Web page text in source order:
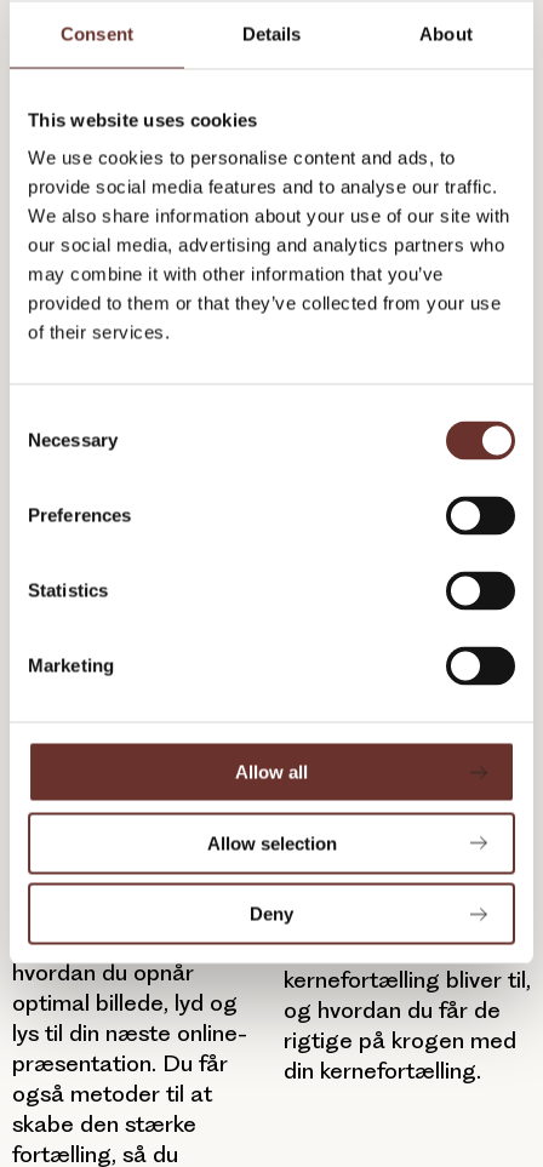
Consent Details About
This website uses cookies
We use cookies to personalise content and ads, to
provide social media features and to analyse our traffic.
We also share information about your use of our site with
our social media, advertising and analytics partners who
may combine it with other information that you’ve
provided to them or that they’ve collected from your use
of their services.
Necessary
Preferences
Statistics
Marketing
Allow all
Allow selection
Deny
mig?
Kommunebranding er
ret selvmodsigende.
Der er 98 kommuner
med præcis de samme
kerneopgaver – mens
branding handler om at
og Casper dig klogere
fortælling og fortælle
På dette webinar får du
vores bedste råd til,
hvordan du som
videnstærk B2B-
virksomhed finder din
Styrk din online-
Eskild dig gode råd om,
hvordan du opnår
optimal billede, lyd og
lys til din næste online-
præsentation. Du får
også metoder til at
skabe den stærke
fortælling, så du
Tiltræk de rigtige med din
kernefortælling
Her giver Uffe og
Simon dig gode råd
om, hvordan en
kernefortælling bliver til,
og hvordan du får de
rigtige på krogen med
din kernefortælling.